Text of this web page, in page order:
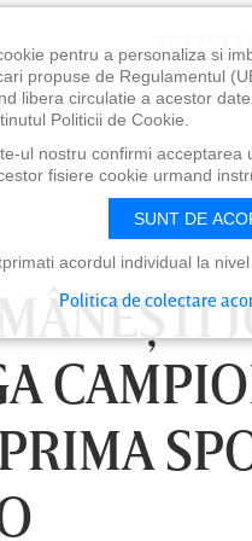
pentru a personaliza si
propuse de Regulamentul
libera circulatie a acestor
Politicii de Cookie.
ul nostru confirmi
fisiere cookie urmand
SUNT DE
acordul individual la
Politica de colectare